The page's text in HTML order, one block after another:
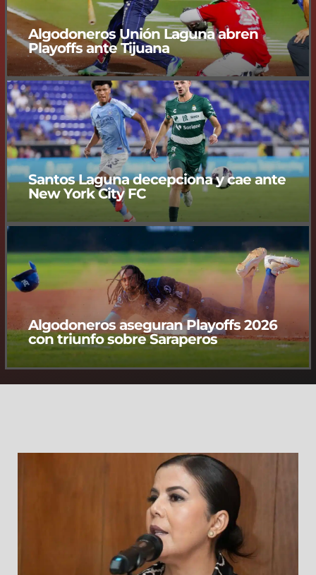
Algodoneros Unión Laguna abren
Playoffs ante Tijuana
Santos Laguna decepciona y cae ante
New York City FC
Algodoneros aseguran Playoffs 2026
con triunfo sobre Saraperos